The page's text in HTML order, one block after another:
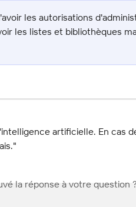
les autorisations
les listes et bibliothèques
artificielle. En cas
la réponse à votre question